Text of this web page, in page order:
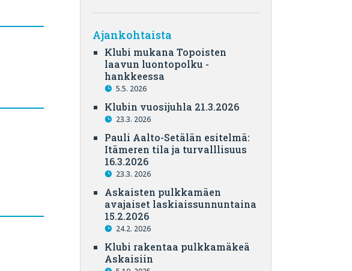
Ajankohtaista
Klubi mukana Topoisten
laavun luontopolku -
hankkeessa
5.5. 2026
Klubin vuosijuhla 21.3.2026
23.3. 2026
Pauli Aalto-Setälän esitelmä:
Itämeren tila ja turvalllisuus
16.3.2026
23.3. 2026
Askaisten pulkkamäen
avajaiset laskiaissunnuntaina
15.2.2026
24.2. 2026
Klubi rakentaa pulkkamäkeä
Askaisiin